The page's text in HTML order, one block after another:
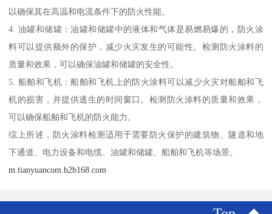
以确保其在高温和电流条件下的防火性能。
4. 油罐和储罐：油罐和储罐中的液体和气体是易燃易爆的，防火涂
料可以提供额外的保护，减少火灾发生的可能性。检测防火涂料的
质量和效果，可以确保油罐和储罐的安全性。
5. 船舶和飞机：船舶和飞机上的防火涂料可以减少火灾对船舶和飞
机的损害，并提供逃生的时间窗口。检测防火涂料的质量和效果，
可以确保船舶和飞机的防火能力。
综上所述，防火涂料检测适用于需要防火保护的建筑物、隧道和地
下通道、电力设备和电缆、油罐和储罐、船舶和飞机等场景。
m.tianyuancom.b2b168.com